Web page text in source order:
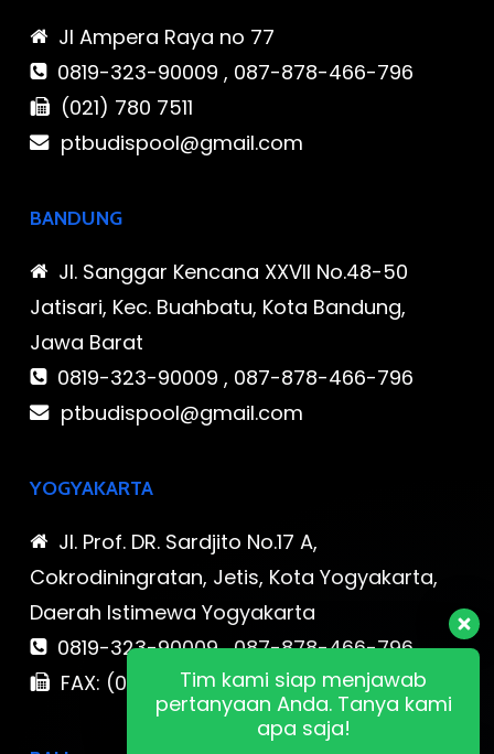
Jl Ampera Raya no 77
0819-323-90009 , 087-878-466-796
(021) 780 7511
ptbudispool@gmail.com
BANDUNG
Jl. Sanggar Kencana XXVII No.48-50
Jatisari, Kec. Buahbatu, Kota Bandung,
Jawa Barat
0819-323-90009 , 087-878-466-796
ptbudispool@gmail.com
YOGYAKARTA
Jl. Prof. DR. Sardjito No.17 A,
Cokrodiningratan, Jetis, Kota Yogyakarta,
Daerah Istimewa Yogyakarta
0819-323-90009 , 087-878-466-796
FAX: (021) 780 7511Tim kami siap menjawab
pertanyaan Anda. Tanya kami
apa saja!